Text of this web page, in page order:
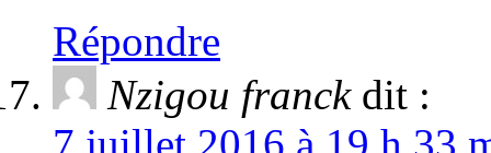
Répondre
Nzigou franck dit :